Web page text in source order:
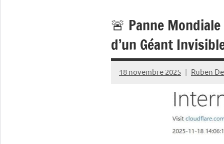
🚨 Panne
d’un Géant
18 novembre 2025 Ruben